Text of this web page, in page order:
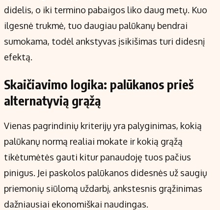
didelis, o iki termino pabaigos liko daug metų. Kuo
ilgesnė trukmė, tuo daugiau palūkanų bendrai
sumokama, todėl ankstyvas įsikišimas turi didesnį
efektą.
Skaičiavimo logika: palūkanos prieš
alternatyvią grąžą
Vienas pagrindinių kriterijų yra palyginimas, kokią
palūkanų normą realiai mokate ir kokią grąžą
tikėtumėtės gauti kitur panaudoję tuos pačius
pinigus. Jei paskolos palūkanos didesnės už saugių
priemonių siūlomą uždarbį, ankstesnis grąžinimas
dažniausiai ekonomiškai naudingas.